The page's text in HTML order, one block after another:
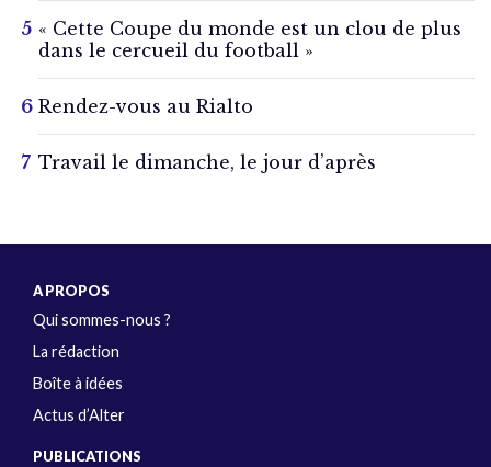
« Cette Coupe du monde est un clou de plus
dans le cercueil du football »
Rendez-vous au Rialto
Travail le dimanche, le jour d’après
A PROPOS
Qui sommes-nous ?
La rédaction
Boîte à idées
Actus d’Alter
PUBLICATIONS